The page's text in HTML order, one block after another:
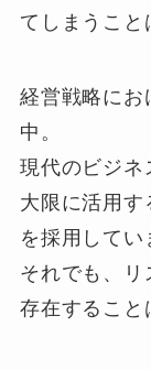
てしまうこと
経営戦略にお
中。
現代のビジネ
大限に活用す
を採用してい
それでも、
存在すること